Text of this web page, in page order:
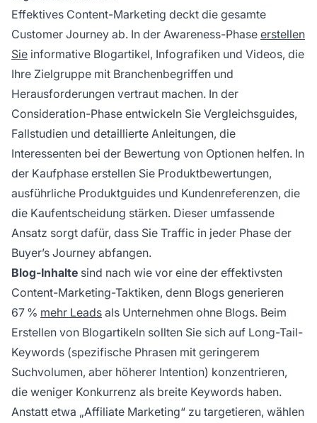
Effektives Content-Marketing deckt die gesamte
Customer Journey ab. In der Awareness-Phase erstellen
Sie informative Blogartikel, Infografiken und Videos, die
Ihre Zielgruppe mit Branchenbegriffen und
Herausforderungen vertraut machen. In der
Consideration-Phase entwickeln Sie Vergleichsguides,
Fallstudien und detaillierte Anleitungen, die
Interessenten bei der Bewertung von Optionen helfen. In
der Kaufphase erstellen Sie Produktbewertungen,
ausführliche Produktguides und Kundenreferenzen, die
die Kaufentscheidung stärken. Dieser umfassende
Ansatz sorgt dafür, dass Sie Traffic in jeder Phase der
Buyer’s Journey abfangen.
Blog-Inhalte sind nach wie vor eine der effektivsten
Content-Marketing-Taktiken, denn Blogs generieren
67 % mehr Leads als Unternehmen ohne Blogs. Beim
Erstellen von Blogartikeln sollten Sie sich auf Long-Tail-
Keywords (spezifische Phrasen mit geringerem
Suchvolumen, aber höherer Intention) konzentrieren,
die weniger Konkurrenz als breite Keywords haben.
Anstatt etwa „Affiliate Marketing“ zu targetieren, wählen